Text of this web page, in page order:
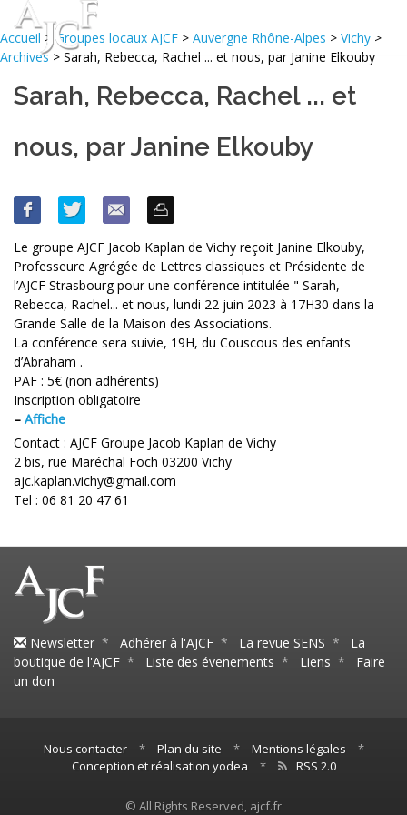
Accueil >Groupes locaux AJCF > Auvergne Rhône-Alpes > Vichy >
Archives> Sarah, Rebecca, Rachel ... et nous, par Janine Elkouby
Sarah, Rebecca, Rachel ... et
nous, par Janine Elkouby
Le groupe AJCF Jacob Kaplan de Vichy reçoit Janine Elkouby,
Professeure Agrégée de Lettres classiques et Présidente de
l’AJCF Strasbourg pour une conférence intitulée " Sarah,
Rebecca, Rachel... et nous, lundi 22 juin 2023 à 17H30 dans la
Grande Salle de la Maison des Associations.
La conférence sera suivie, 19H, du Couscous des enfants
d’Abraham .
PAF : 5€ (non adhérents)
Inscription obligatoire
– Affiche
Contact : AJCF Groupe Jacob Kaplan de Vichy
2 bis, rue Maréchal Foch 03200 Vichy
ajc.kaplan.vichy@gmail.com
Tel : 06 81 20 47 61
Newsletter * Adhérer à l'AJCF * La revue SENS * La
boutique de l'AJCF * Liste des évenements * Liens * Faire
un don
Nous contacter * Plan du site * Mentions légales
*
Conception et réalisation yodea
* RSS 2.0
© All Rights Reserved, ajcf.fr